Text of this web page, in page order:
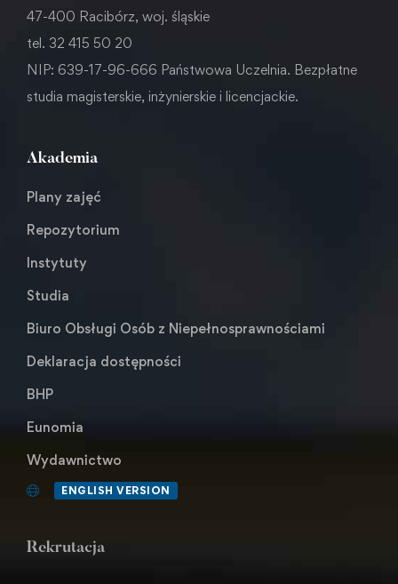
47-400 Racibórz, woj. śląskie
tel. 32 415 50 20
NIP: 639-17-96-666 Państwowa Uczelnia. Bezpłatne
studia magisterskie, inżynierskie i licencjackie.
Akademia
Plany zajęć
Repozytorium
Instytuty
Studia
Biuro Obsługi Osób z Niepełnosprawnościami
Deklaracja dostępności
BHP
Eunomia
Wydawnictwo
ENGLISH VERSION
Rekrutacja